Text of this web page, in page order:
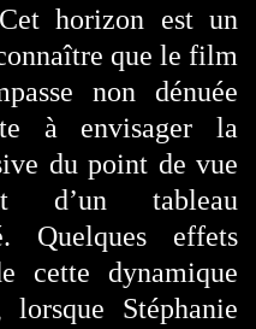
horizon est un
que le film
non dénuée
à envisager la
du point de vue
d’un tableau
Quelques effets
cette dynamique
Stéphanie